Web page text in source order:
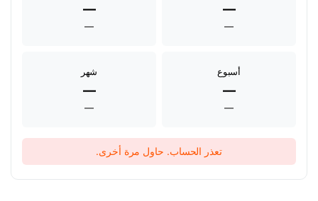
—
—
—
—
أسبوع
—
—
شهر
—
—
تعذر الحساب. حاول مرة أخرى.